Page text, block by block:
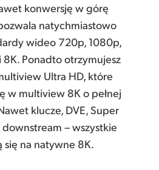
konwersję w górę
natychmiastowo
wideo 720p, 1080p,
8K. Ponadto otrzymujesz
Ultra HD, które
w multiview 8K o pełnej
klucze, DVE, Super
– wszystkie
się na natywne 8K.